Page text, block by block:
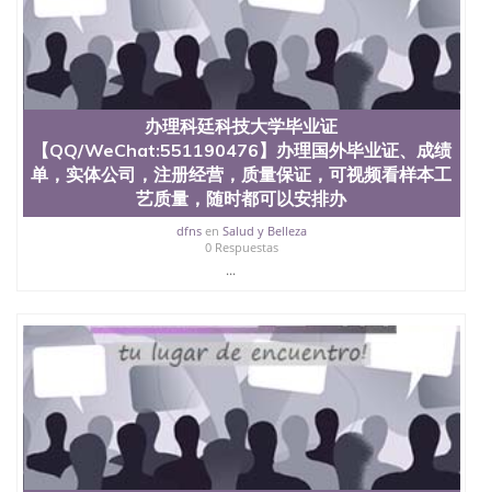
办理科廷科技大学毕业证
【QQ/WeChat:551190476】办理国外毕业证、成绩
单，实体公司，注册经营，质量保证，可视频看样本工
艺质量，随时都可以安排办
dfnsen Salud y Belleza
0 Respuestas
...